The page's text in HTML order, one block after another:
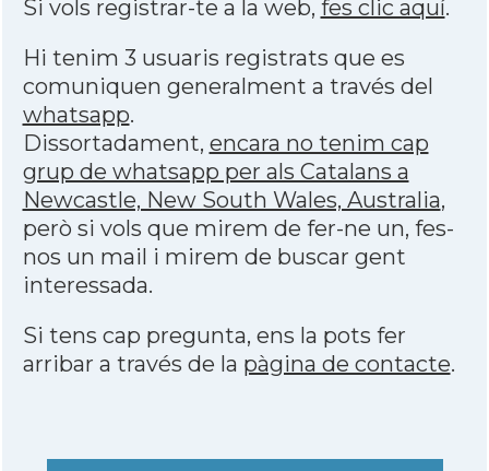
Si vols registrar-te a la web, fes clic aquí.
Hi tenim 3 usuaris registrats que es
comuniquen generalment a través del
whatsapp.
Dissortadament, encara no tenim cap
grup de whatsapp per als Catalans a
Newcastle, New South Wales, Australia,
però si vols que mirem de fer-ne un, fes-
nos un mail i mirem de buscar gent
interessada.
Si tens cap pregunta, ens la pots fer
arribar a través de la pàgina de contacte.